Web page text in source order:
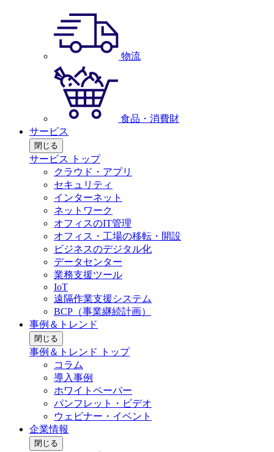
物流
食品・消費財
サービス
閉じる
サービス トップ
クラウド・アプリ
セキュリティ
インターネット
ネットワーク
オフィスのIT管理
オフィス・工場の移転・開設
ビジネスのデジタル化
データセンター
業務支援ツール
IoT
遠隔作業支援システム
BCP（事業継続計画）
事例＆トレンド
閉じる
事例＆トレンド トップ
コラム
導入事例
ホワイトペーパー
パンフレット・ビデオ
ウェビナー・イベント
企業情報
閉じる